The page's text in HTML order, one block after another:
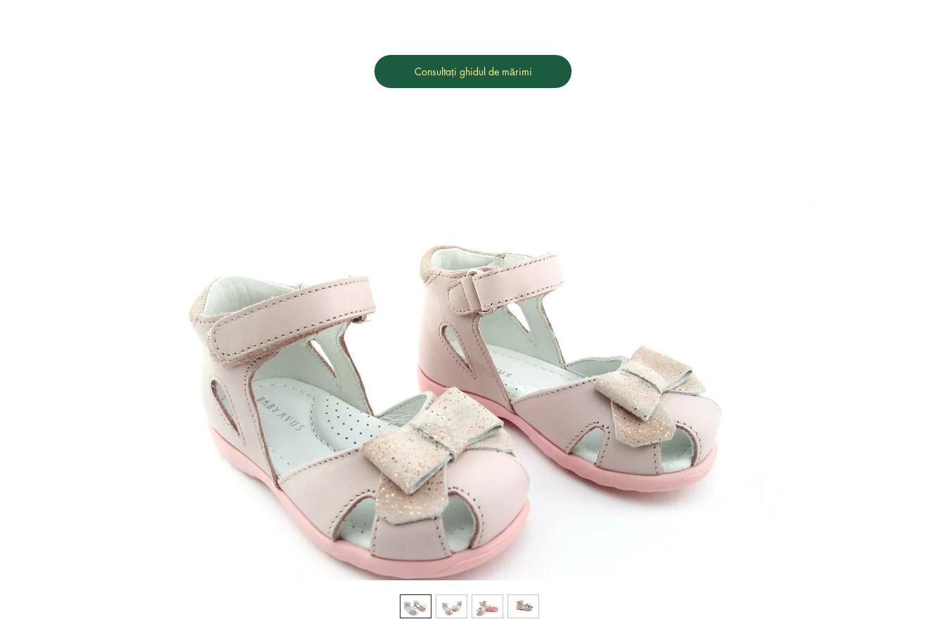
Consultați ghidul de mărimi